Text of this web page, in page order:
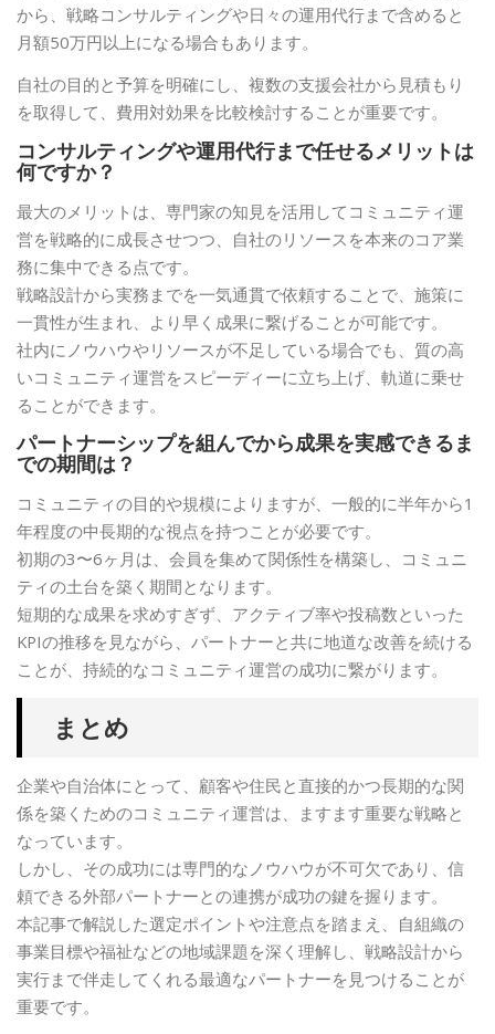
から、戦略コンサルティングや日々の運用代行まで含めると
月額50万円以上になる場合もあります。
自社の目的と予算を明確にし、複数の支援会社から見積もり
を取得して、費用対効果を比較検討することが重要です。
コンサルティングや運用代行まで任せるメリットは
何ですか？
最大のメリットは、専門家の知見を活用してコミュニティ運
営を戦略的に成長させつつ、自社のリソースを本来のコア業
務に集中できる点です。
戦略設計から実務までを一気通貫で依頼することで、施策に
一貫性が生まれ、より早く成果に繋げることが可能です。
社内にノウハウやリソースが不足している場合でも、質の高
いコミュニティ運営をスピーディーに立ち上げ、軌道に乗せ
ることができます。
パートナーシップを組んでから成果を実感できるま
での期間は？
コミュニティの目的や規模によりますが、一般的に半年から1
年程度の中長期的な視点を持つことが必要です。
初期の3〜6ヶ月は、会員を集めて関係性を構築し、コミュニ
ティの土台を築く期間となります。
短期的な成果を求めすぎず、アクティブ率や投稿数といった
KPIの推移を見ながら、パートナーと共に地道な改善を続ける
ことが、持続的なコミュニティ運営の成功に繋がります。
まとめ
企業や自治体にとって、顧客や住民と直接的かつ長期的な関
係を築くためのコミュニティ運営は、ますます重要な戦略と
なっています。
しかし、その成功には専門的なノウハウが不可欠であり、信
頼できる外部パートナーとの連携が成功の鍵を握ります。
本記事で解説した選定ポイントや注意点を踏まえ、自組織の
事業目標や福祉などの地域課題を深く理解し、戦略設計から
実行まで伴走してくれる最適なパートナーを見つけることが
重要です。